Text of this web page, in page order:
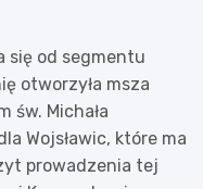
się od segmentu
otworzyła msza
św. Michała
Wojsławic, które ma
prowadzenia tej